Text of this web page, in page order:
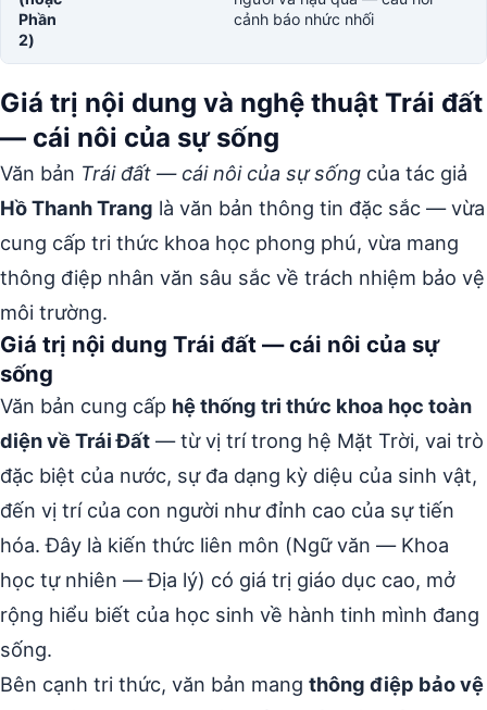
Phần
2)
cảnh báo nhức nhối
Giá trị nội dung và nghệ thuật Trái đất
— cái nôi của sự sống
Văn bản Trái đất — cái nôi của sự sống của tác giả
Hồ Thanh Trang là văn bản thông tin đặc sắc — vừa
cung cấp tri thức khoa học phong phú, vừa mang
thông điệp nhân văn sâu sắc về trách nhiệm bảo vệ
môi trường.
Giá trị nội dung Trái đất — cái nôi của sự
sống
Văn bản cung cấp hệ thống tri thức khoa học toàn
diện về Trái Đất — từ vị trí trong hệ Mặt Trời, vai trò
đặc biệt của nước, sự đa dạng kỳ diệu của sinh vật,
đến vị trí của con người như đỉnh cao của sự tiến
hóa. Đây là kiến thức liên môn (Ngữ văn — Khoa
học tự nhiên — Địa lý) có giá trị giáo dục cao, mở
rộng hiểu biết của học sinh về hành tinh mình đang
sống.
Bên cạnh tri thức, văn bản mang thông điệp bảo vệ